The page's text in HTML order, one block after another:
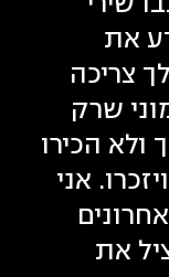
את
צריכה
שרק
ולא הכירו
אני
את